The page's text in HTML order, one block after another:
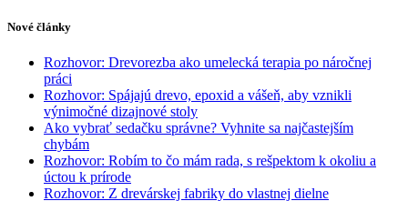
Nové články
Rozhovor: Drevorezba ako umelecká terapia po náročnej
práci
Rozhovor: Spájajú drevo, epoxid a vášeň, aby vznikli
výnimočné dizajnové stoly
Ako vybrať sedačku správne? Vyhnite sa najčastejším
chybám
Rozhovor: Robím to čo mám rada, s rešpektom k okoliu a
úctou k prírode
Rozhovor: Z drevárskej fabriky do vlastnej dielne